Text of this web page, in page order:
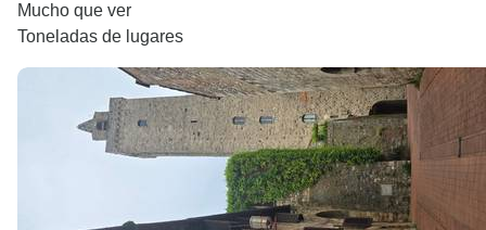
Mucho que ver
Toneladas de lugares